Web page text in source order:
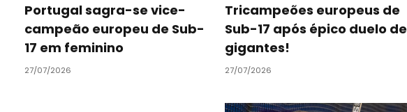
Portugal sagra-se vice-
campeão europeu de Sub-
17 em feminino
27/07/2026
Tricampeões europeus de
Sub-17 após épico duelo de
gigantes!
27/07/2026